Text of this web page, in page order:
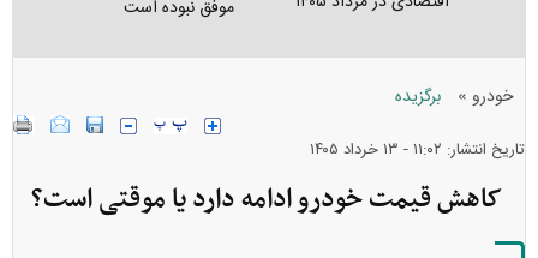
موفق نبوده است
خودرو » برگزیده
تاریخ انتشار: ۱۱:۰۲ - ۱۳ خرداد ۱۴۰۵
کاهش قیمت خودرو ادامه دارد یا موقتی است؟